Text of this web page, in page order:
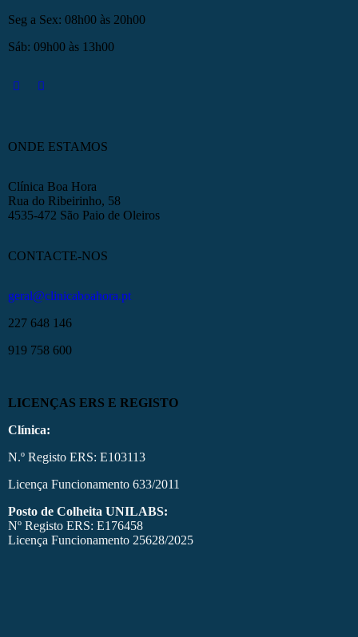
Seg a Sex: 08h00 às 20h00
Sáb: 09h00 às 13h00
ONDE ESTAMOS
Clínica Boa Hora
Rua do Ribeirinho, 58
4535-472 São Paio de Oleiros
CONTACTE-NOS
geral@clinicaboahora.pt
227 648 146
919 758 600
LICENÇAS ERS E REGISTO
Clínica:
N.º Registo ERS: E103113
Licença Funcionamento 633/2011
Posto de Colheita UNILABS:
Nº Registo ERS: E176458
Licença Funcionamento 25628/2025